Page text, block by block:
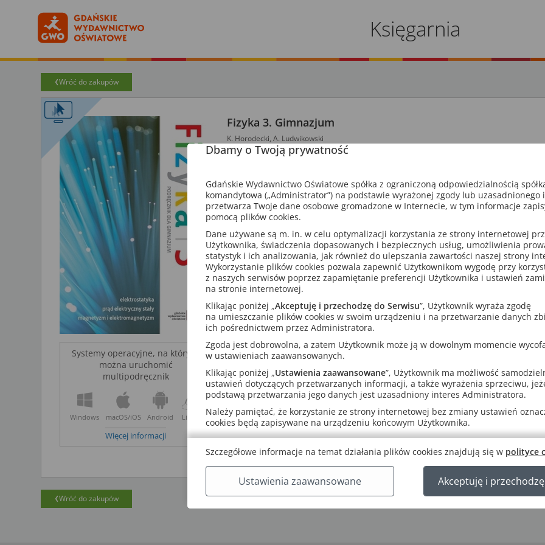
Księgarnia
Wróć do zakupów
Systemy operacyjne, na których
można uruchomić
multipodręcznik
Windows macOS/iOS Android Linux
Więcej informacji
Fizyka 3. Gimnazjum
K. Horodecki, A. Ludwikowski
technikum
Szkoły, które wybrały podręczniki GWO w ramach dotacji MEN, otrzymują
bezpłatny dostęp do cyfrowych odzwierciedleń.
Multipodręcznik to cyfrowy odpowiednik podręcznika drukowanego
dodatkowe zadania i materiały.
Z multipodręcznika można korzystać przez rok (365 dni) od pierwszego
przez internet (w przeglądarce internetowej, np. Google Chrome, Firefox,
bez internetu (w bezpłatnej aplikacji MULTIteka GWO przeznaczonej tylko
urządzenia mobilne z systemem Android oraz iOS).
Wróć do zakupów
Dbamy o Twoją prywatność
Gdańskie Wydawnictwo Oświatowe spółka z ograniczoną odpowiedzialnością
komandytowa („Administrator”) na podstawie wyrażonej zgody lub uzasadnionego
przetwarza Twoje dane osobowe gromadzone w Internecie, w tym informacje
pomocą plików cookies.
Dane używane są m. in. w celu optymalizacji korzystania ze strony internetowej
Użytkownika, świadczenia dopasowanych i bezpiecznych usług, umożliwienia
statystyk i ich analizowania, jak również do ulepszania zawartości naszej strony
Wykorzystanie plików cookies pozwala zapewnić Użytkownikom wygodę przy
z naszych serwisów poprzez zapamiętanie preferencji Użytkownika i ustawień
na stronie internetowej.
Klikając poniżej „Akceptuję i przechodzę do Serwisu”, Użytkownik wyraża zgodę
na umieszczanie plików cookies w swoim urządzeniu i na przetwarzanie danych
ich pośrednictwem przez Administratora.
Zgoda jest dobrowolna, a zatem Użytkownik może ją w dowolnym momencie
w ustawieniach zaawansowanych.
Klikając poniżej „Ustawienia zaawansowane”, Użytkownik ma możliwość
ustawień dotyczących przetwarzanych informacji, a także wyrażenia sprzeciwu,
podstawą przetwarzania jego danych jest uzasadniony interes Administratora.
Należy pamiętać, że korzystanie ze strony internetowej bez zmiany ustawień
cookies będą zapisywane na urządzeniu końcowym Użytkownika.
Szczegółowe informacje na temat działania plików cookies znajdują się w polityce
Ustawienia zaawansowane Akceptuję i